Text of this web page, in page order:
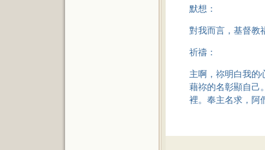
默想：
對我而言，基督教
祈禱：
主啊，祢明白我的
藉祢的名彰顯自己
裡。奉主名求，阿